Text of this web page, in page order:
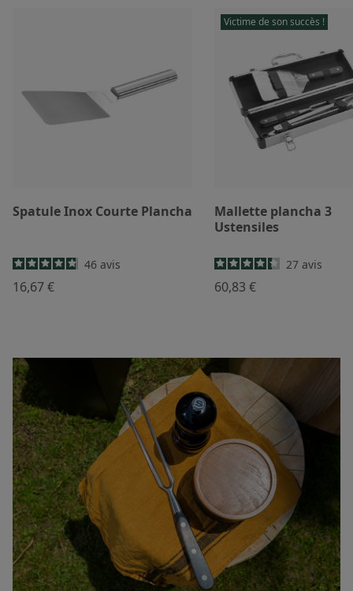
Spatule Inox Courte Plancha
46 avis
16,67 €
Victime de son succès !
Mallette plancha 3
Ustensiles
27 avis
60,83 €